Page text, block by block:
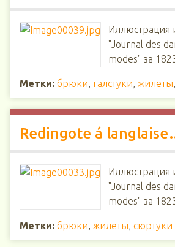
Иллюстрация
"Journal des
modes" за
Метки: брюки, галстуки, жилеты,
Redingote á
Иллюстрация
"Journal des
modes" за
Метки: брюки, жилеты, сюртуки